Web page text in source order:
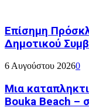
Επίσημη
Δημοτικού
6 Αυγούστου 20260
Μια
Bouka Beach –